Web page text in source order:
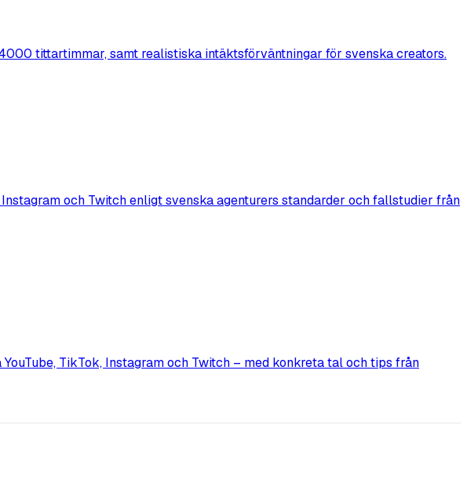
tittartimmar, samt realistiska intäktsförväntningar för svenska creators.
och Twitch enligt svenska agenturers standarder och fallstudier från
TikTok, Instagram och Twitch – med konkreta tal och tips från